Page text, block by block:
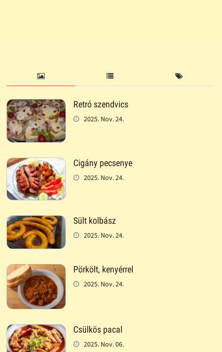
Retró szendvics
2025. Nov. 24.
Cigány pecsenye
2025. Nov. 24.
Sült kolbász
2025. Nov. 24.
Pörkölt, kenyérrel
2025. Nov. 24.
Csülkös pacal
2025. Nov. 06.